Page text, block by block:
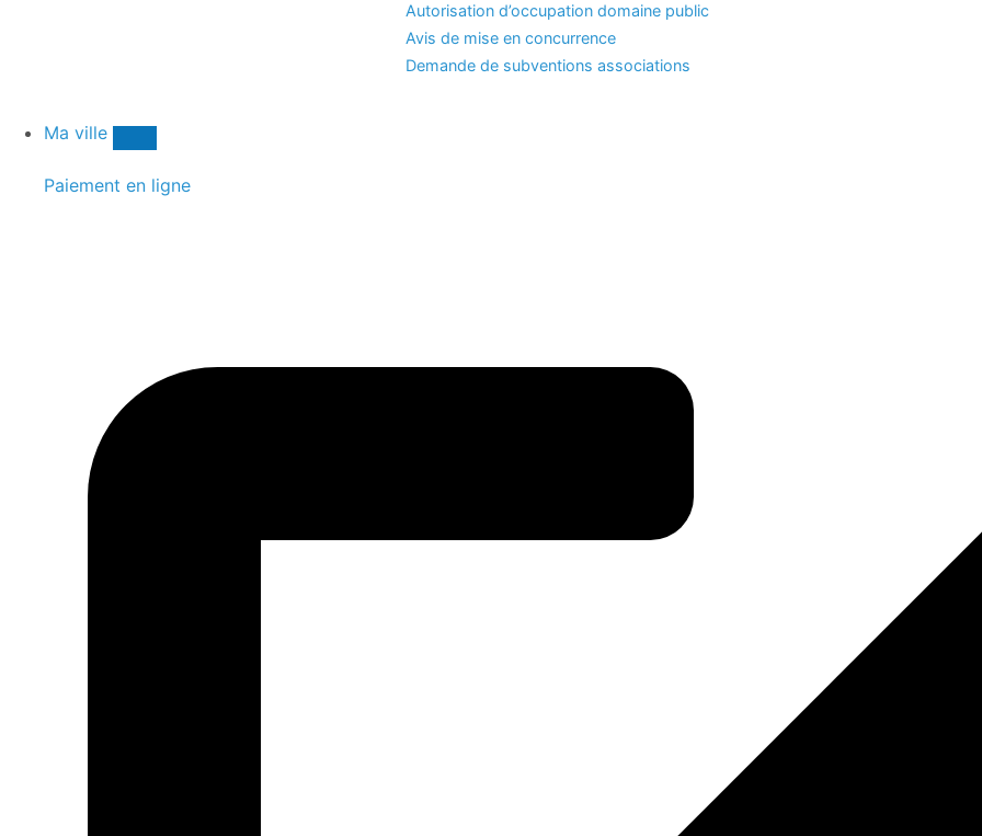
Autorisation d’occupation domaine public
Avis de mise en concurrence
Demande de subventions associations
Ma ville
Paiement en ligne